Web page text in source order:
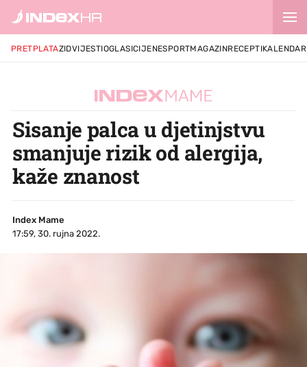
PRETPLATAZIDVIJESTIOGLASICIJENESPORTMAGAZINRECEPTIKALENDAR
Sisanje palca u djetinjstvu
smanjuje rizik od alergija,
kaže znanost
Index Mame
17:59, 30. rujna 2022.